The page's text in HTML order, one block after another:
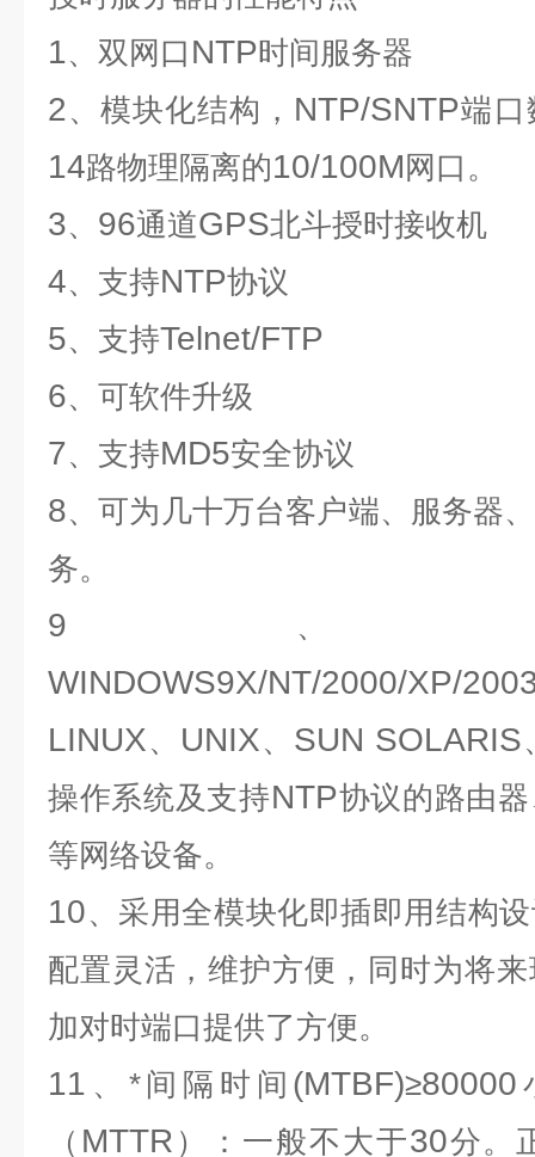
1、双网口 NTP时间服务器
2、模块化结构， NTP/SNTP端口
14路物理隔离的10/100M 网口。
3、 96通道GPS北斗授时接收机
4、支持NTP协议
5、支持Telnet/FTP
6、可软件升级
7、支持MD5安全协议
8、可为几十万台客户端、服务器
务。
9 、
WINDOWS9X/NT/2000/XP/
LINUX、 UNIX、 SUN SOLARIS
操作系统及支持NTP协议的路由
等网络设备。
10、采用全模块化即插即用结构
配置灵活，维护方便，同时为将
加对时端口提供了方便。
11 、*间隔时间 (MTBF)≥80000
（ MTTR ）：一般不大于30分。